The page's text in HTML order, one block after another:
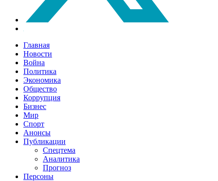
Главная
Новости
Война
Политика
Экономика
Общество
Коррупция
Бизнес
Мир
Спорт
Анонсы
Публикации
Спецтема
Аналитика
Прогноз
Персоны